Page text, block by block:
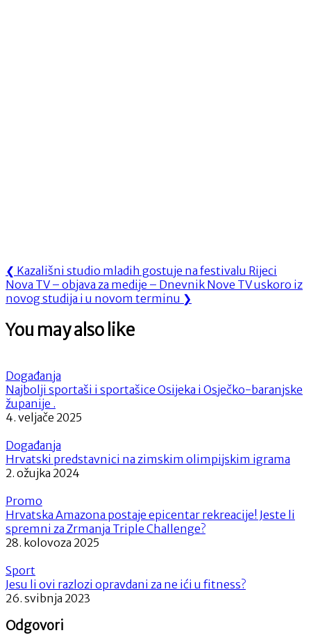
Navigacija
objava
❮ Previous
Post:
Kazališni studio mladih gostuje na festivalu Rijeci
Next
Post:
Nova TV – objava za medije – Dnevnik Nove TV uskoro iz
novog studija i u novom terminu ❯
You may also like
Događanja
Najbolji sportaši i sportašice Osijeka i Osječko-baranjske
županije .
4. veljače 2025
Događanja
Hrvatski predstavnici na zimskim olimpijskim igrama
2. ožujka 2024
Promo
Hrvatska Amazona postaje epicentar rekreacije! Jeste li
spremni za Zrmanja Triple Challenge?
28. kolovoza 2025
Sport
Jesu li ovi razlozi opravdani za ne ići u fitness?
26. svibnja 2023
Odgovori